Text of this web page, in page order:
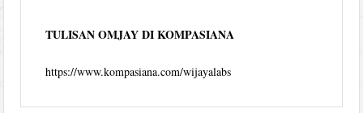
TULISAN OMJAY DI KOMPASIANA
https://www.kompasiana.com/wijayalabs